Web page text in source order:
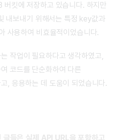
킷에 저장하고 있습니다. 하지만
내보내기 위해서는 특정 key값과
사용하여 비효율적이었습니다.
작업이 필요하다고 생각하였고,
코드를 단순화하여 다른
, 응용하는 데 도움이 되었습니다.